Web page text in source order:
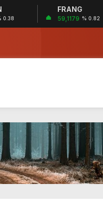
0.38
FRANG
59,1179 % 0.82
DR. NİHAT URUÇ VE
VE MODERN
iddasıyla kaplan
dünyaya
düzenledi
tutulacak
11 yıl hapis cezası verildi
DR. NİHAT URUÇ VE